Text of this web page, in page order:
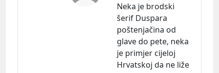
Neka je brodski
šerif Duspara
poštenjačina od
glave do pete, neka
je primjer cijeloj
Hrvatskoj da ne liže